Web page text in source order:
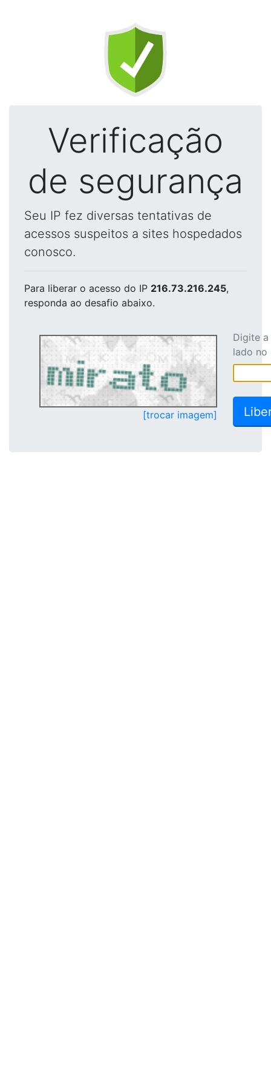
Verificação
de segurança
Seu IP fez diversas tentativas de
acessos suspeitos a sites hospedados
conosco.
Para liberar o acesso do IP 216.73.216.245,
responda ao desafio abaixo.
[trocar imagem]
Digite
lado no